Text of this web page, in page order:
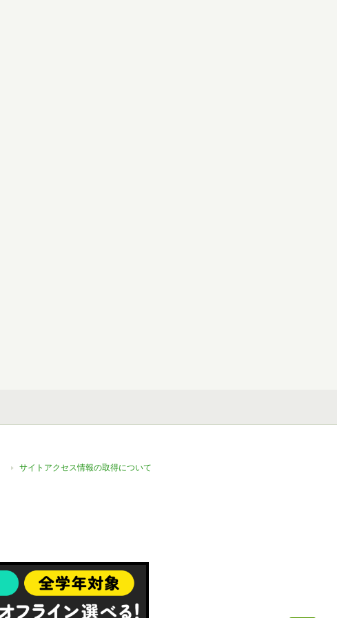
サイトアクセス情報の取得について